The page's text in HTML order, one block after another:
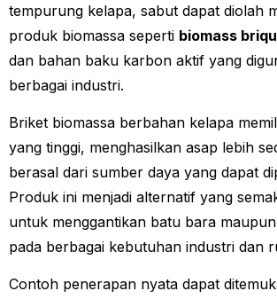
tempurung kelapa, sabut dapat diolah
produk biomassa seperti biomass
dan bahan baku karbon aktif yang
berbagai industri.
Briket biomassa berbahan kelapa
yang tinggi, menghasilkan asap lebih
berasal dari sumber daya yang dapat
Produk ini menjadi alternatif yang
untuk menggantikan batu bara
pada berbagai kebutuhan industri dan
Contoh penerapan nyata dapat